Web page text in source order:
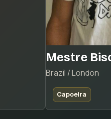
Mestre
Brazil / London
Capoeira